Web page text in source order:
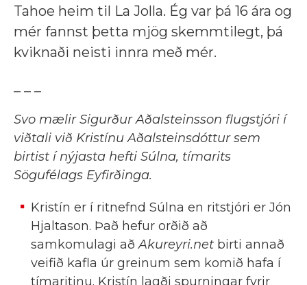
Tahoe heim til La Jolla. Ég var þá 16 ára og
mér fannst þetta mjög skemmtilegt, þá
kviknaði neisti innra með mér.
Svo mælir Sigurður Aðalsteinsson flugstjóri í
viðtali við Kristínu Aðalsteinsdóttur sem
birtist í nýjasta hefti Súlna, tímarits
Sögufélags Eyfirðinga.
Kristín er í ritnefnd Súlna en ritstjóri er Jón
Hjaltason. Það hefur orðið að
samkomulagi aðAkureyri.net birti annað
veifið kafla úr greinum sem komið hafa í
tímaritinu. Kristín lagði spurningar fyrir